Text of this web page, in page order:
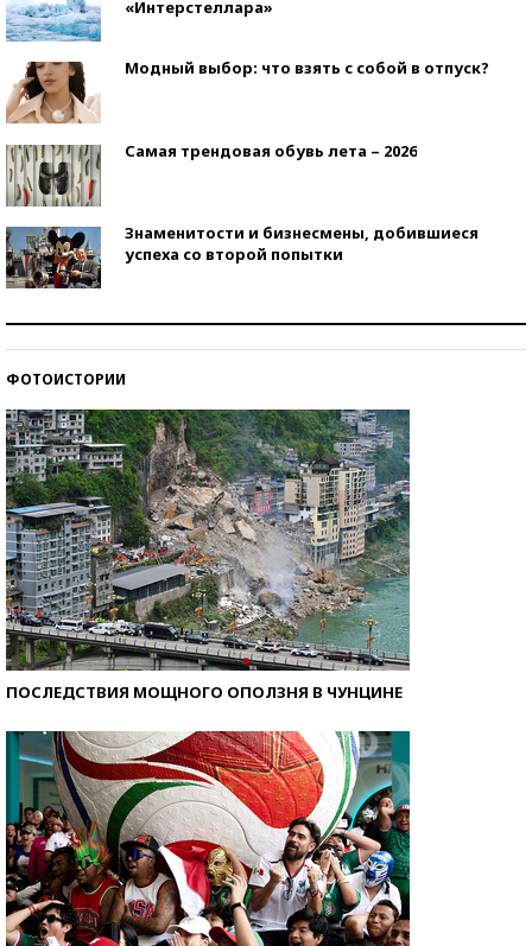
«Интерстеллара»
Модный выбор: что взять с собой в отпуск?
Самая трендовая обувь лета – 2026
Знаменитости и бизнесмены, добившиеся
успеха со второй попытки
ФОТОИСТОРИИ
ПОСЛЕДСТВИЯ МОЩНОГО ОПОЛЗНЯ В ЧУНЦИНЕ